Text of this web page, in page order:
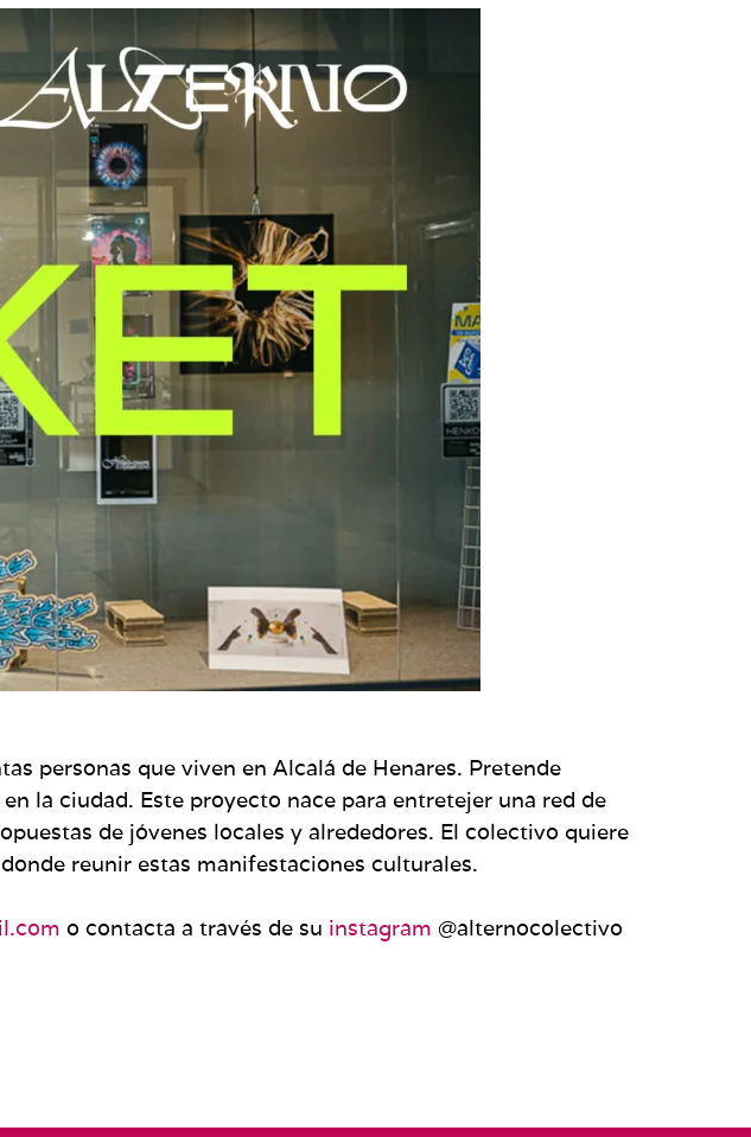
personas que viven en Alcalá de Henares. Pretende
la ciudad. Este proyecto nace para entretejer una red de
de jóvenes locales y alrededores. El colectivo quiere
reunir estas manifestaciones culturales.
o contacta a través de su instagram @alternocolectivo